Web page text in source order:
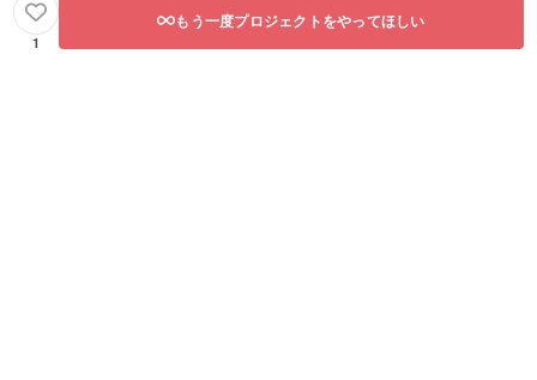
1
もう一度プロジェクトをやってほしい